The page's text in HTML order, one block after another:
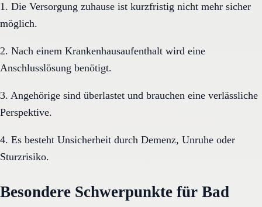
1. Die Versorgung zuhause ist kurzfristig nicht mehr sicher
möglich.
2. Nach einem Krankenhausaufenthalt wird eine
Anschlusslösung benötigt.
3. Angehörige sind überlastet und brauchen eine verlässliche
Perspektive.
4. Es besteht Unsicherheit durch Demenz, Unruhe oder
Sturzrisiko.
Besondere Schwerpunkte für Bad